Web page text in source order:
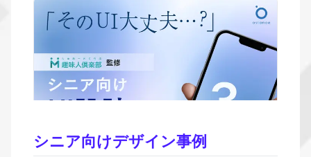
シニア向けデザイン事例